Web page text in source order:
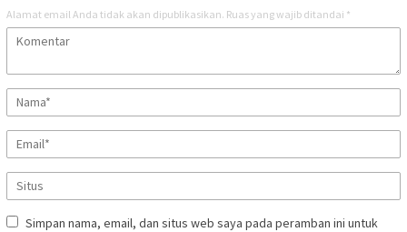
Alamat email Anda tidak akan dipublikasikan. Ruas yang wajib ditandai *
Simpan nama, email, dan situs web saya pada peramban ini untuk